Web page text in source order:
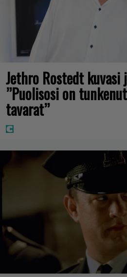
Jethro Rostedt kuvasi
”Puolisosi on
tavarat”